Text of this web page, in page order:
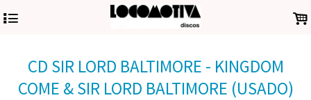
4 .
CD SIR LORD BALTIMORE - KINGDOM
COME & SIR LORD BALTIMORE (USADO)